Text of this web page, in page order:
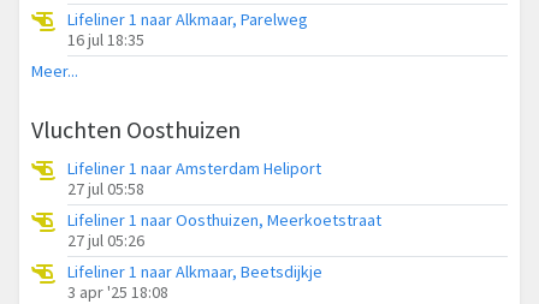
Lifeliner 1 naar Alkmaar, Parelweg
16 jul 18:35
Meer...
Vluchten Oosthuizen
Lifeliner 1 naar Amsterdam Heliport
27 jul 05:58
Lifeliner 1 naar Oosthuizen, Meerkoetstraat
27 jul 05:26
Lifeliner 1 naar Alkmaar, Beetsdijkje
3 apr '25 18:08